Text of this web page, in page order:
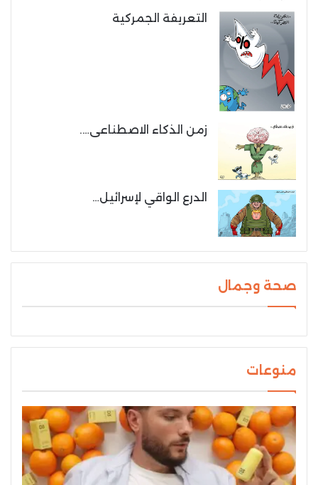
التعريفة الجمركية
زمن الذكاء الاصطناعى….
الدرع الواقي لإسرائيل…
صحة وجمال
منوعات